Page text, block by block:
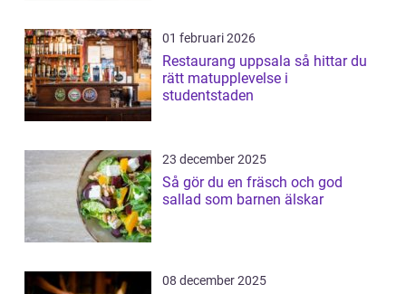
01 februari 2026
Restaurang uppsala så hittar du
rätt matupplevelse i
studentstaden
23 december 2025
Så gör du en fräsch och god
sallad som barnen älskar
08 december 2025